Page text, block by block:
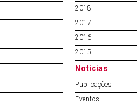
2018
2017
2016
2015
Notícias
Publicações
Eventos